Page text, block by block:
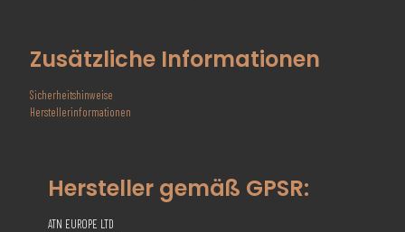
Zusätzliche Informationen
Sicherheitshinweise
Herstellerinformationen
Hersteller gemäß GPSR:
ATN EUROPE LTD